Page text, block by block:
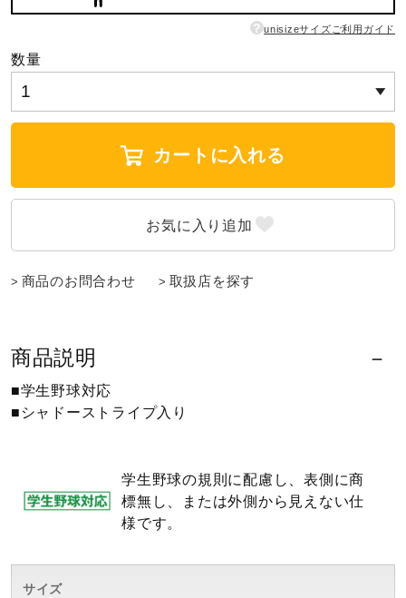
ワーキング
ウォーキングシューズ
ライフスタイルグッズ
インナー
寝具／ミズノスリープ
アウトドア／レイン
? unisizeサイズご利用ガイド
数量
カートに入れる
商品のお問合わせ 取扱店を探す
商品説明
■学生野球対応
■シャドーストライプ入り
学生野球の規則に配慮し、表側に商
標無し、または外側から見えない仕
様です。
サイズ